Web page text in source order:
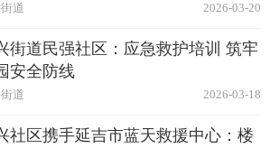
2026-03-20
道
街道民强社区：应急救护培训 筑牢
安全防线
2026-03-18
道
社区携手延吉市蓝天救援中心：楼